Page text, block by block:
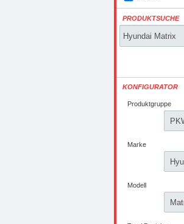
PRODUKTSUCHE
KONFIGURATOR